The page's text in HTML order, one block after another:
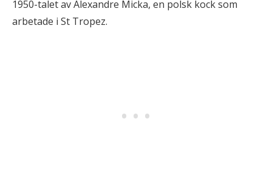
1950-talet av Alexandre Micka, en polsk kock som
arbetade i St Tropez.